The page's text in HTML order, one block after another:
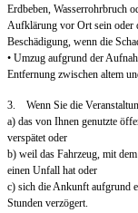
Erdbeben, Wasserrohrbruch
Aufklärung vor Ort sein oder
Beschädigung, wenn die
• Umzug aufgrund der
Entfernung zwischen altem
3. Wenn Sie die
a) das von Ihnen genutzte
verspätet oder
b) weil das Fahrzeug, mit
einen Unfall hat oder
c) sich die Ankunft aufgrund
Stunden verzögert.